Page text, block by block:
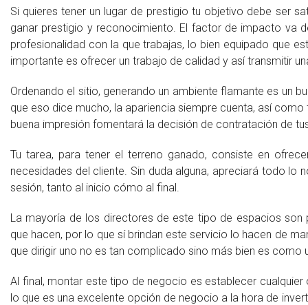
Si quieres tener un lugar de prestigio tu objetivo debe ser
ganar prestigio y reconocimiento. El factor de impacto va
profesionalidad con la que trabajas, lo bien equipado que
importante es ofrecer un trabajo de calidad y así transmitir
Ordenando el sitio, generando un ambiente flamante es un
que eso dice mucho, la apariencia siempre cuenta, así
buena impresión fomentará la decisión de contratación de
Tu tarea, para tener el terreno ganado, consiste en
necesidades del cliente. Sin duda alguna, apreciará todo
sesión, tanto al inicio cómo al final.
La mayoría de los directores de este tipo de espacios
que hacen, por lo que sí brindan este servicio lo hacen de
que dirigir uno no es tan complicado sino más bien es como
Al final, montar este tipo de negocio es establecer
lo que es una excelente opción de negocio a la hora de